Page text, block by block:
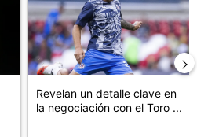
Revelan un detalle clave en
la negociación con el Toro ...